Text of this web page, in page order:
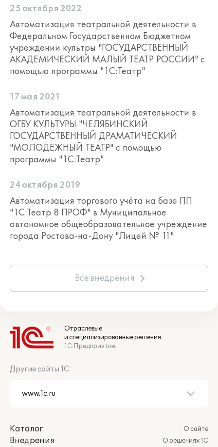
25 октября 2022
Автоматизация театральной деятельности в
Федеральном Государственном Бюджетном
учреждении культры "ГОСУДАРСТВЕННЫЙ
АКАДЕМИЧЕСКИЙ МАЛЫЙ ТЕАТР РОССИИ" с
помощью программы "1С:Театр"
17 мая 2021
Автоматизация театральной деятельности в
ОГБУ КУЛЬТУРЫ "ЧЕЛЯБИНСКИЙ
ГОСУДАРСТВЕННЫЙ ДРАМАТИЧЕСКИЙ
"МОЛОДЕЖНЫЙ ТЕАТР" с помощью
программы "1С:Театр"
24 октября 2019
Автоматизация торгового учёта на базе ПП
"1С:Театр 8 ПРОФ" в Муниципальное
автономное общеобразовательное учреждение
города Ростова-на-Дону "Лицей № 11"
Все внедрения
Отраслевые
и специализированные решения
1С:Предприятие
Другие сайты 1С
Каталог
Внедрения
О сайте
О решениях 1С